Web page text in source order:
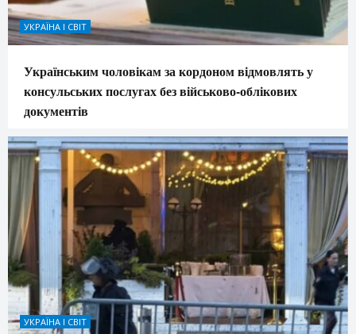
УКРАЇНА І СВІТ
Українським чоловікам за кордоном відмовлять у
консульських послугах без військово-облікових
документів
УКРАЇНА І СВІТ